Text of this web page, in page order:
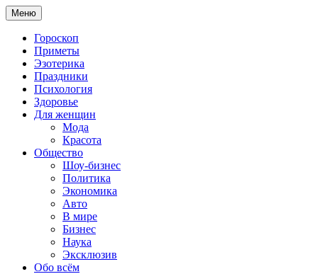
Меню
Гороскоп
Приметы
Эзотерика
Праздники
Психология
Здоровье
Для женщин
Мода
Красота
Общество
Шоу-бизнес
Политика
Экономика
Авто
В мире
Бизнес
Наука
Эксклюзив
Обо всём